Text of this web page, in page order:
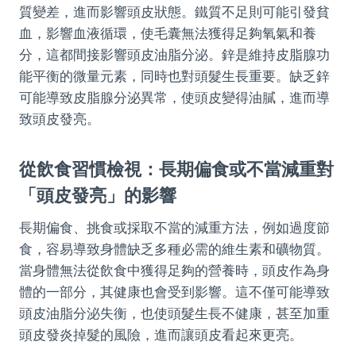
質變差，進而影響頭皮狀態。鐵質不足則可能引發貧
血，影響血液循環，使毛囊無法獲得足夠氧氣和養
分，這都間接影響頭皮油脂分泌。鋅是維持皮脂腺功
能平衡的微量元素，同時也對頭髮生長重要。缺乏鋅
可能導致皮脂腺分泌異常，使頭皮變得油膩，進而導
致頭皮發亮。
從飲食習慣檢視：長期偏食或不當減重對
「頭皮發亮」的影響
長期偏食、挑食或採取不當的減重方法，例如過度節
食，容易導致身體缺乏多種必需的維生素和礦物質。
當身體無法從飲食中獲得足夠的營養時，頭皮作為身
體的一部分，其健康也會受到影響。這不僅可能導致
頭皮油脂分泌失衡，也使頭髮生長不健康，甚至加重
頭皮發炎掉髮的風險，進而讓頭皮看起來更亮。